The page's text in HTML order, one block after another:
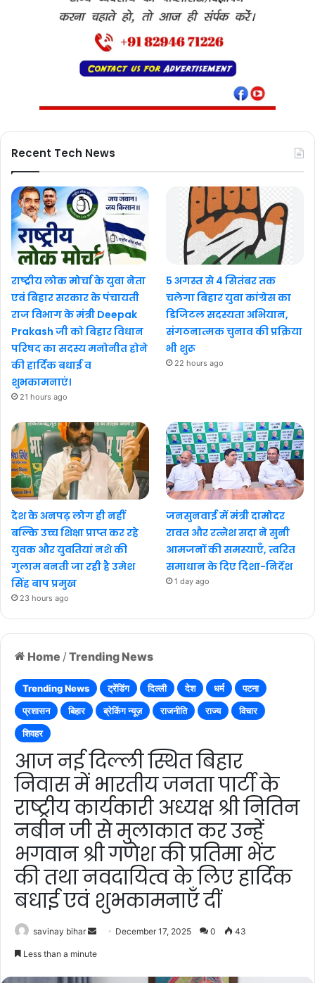
Home / Trending News
Trending News ट्रेंडिंग दिल्ली देश धर्म
पटना
प्रशासन
बिहार ब्रेकिंग न्यूज़ राजनीति राज्य
विचार
शिवहर
आज नई दिल्ली स्थित बिहार
निवास में भारतीय जनता पार्टी के
राष्ट्रीय कार्यकारी अध्यक्ष श्री नितिन
नबीन जी से मुलाकात कर उन्हें
भगवान श्री गणेश की प्रतिमा भेंट
की तथा नवदायित्व के लिए हार्दिक
बधाई एवं शुभकामनाएँ दीं
savinay bihar
SendDecember 17, 2025 0 43
Less than a minute
Recent Tech News
राष्ट्रीय लोक मोर्चा के युवा नेता
एवं बिहार सरकार के पंचायती
राज विभाग के मंत्री Deepak
Prakash जी को बिहार विधान
परिषद का सदस्य मनोनीत होने
की हार्दिक बधाई व
शुभकामनाएं।
21 hours ago
5 अगस्त से 4 सितंबर तक
चलेगा बिहार युवा कांग्रेस का
डिजिटल सदस्यता अभियान,
संगठनात्मक चुनाव की प्रक्रिया
भी शुरू
22 hours ago
देश के अनपढ़ लोग ही नहीं
बल्कि उच्च शिक्षा प्राप्त कर रहे
युवक और युवतियां नशे की
गुलाम बनती जा रही है उमेश
सिंह बाप प्रमुख
23 hours ago
जनसुनवाई में मंत्री दामोदर
रावत और रत्नेश सदा ने सुनी
आमजनों की समस्याएँ, त्वरित
समाधान के दिए दिशा-निर्देश
1 day ago